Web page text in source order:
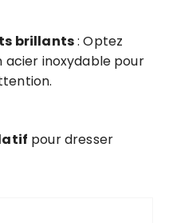
brillants: Optez
acier inoxydable pour
pour dresser